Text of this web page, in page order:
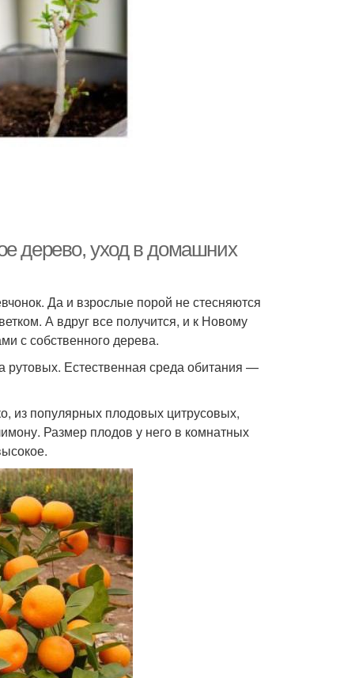
дерево, уход в домашних
Да и взрослые порой не стесняются
А вдруг все получится, и к Новому
с собственного дерева.
Естественная среда обитания —
из популярных плодовых цитрусовых,
Размер плодов у него в комнатных